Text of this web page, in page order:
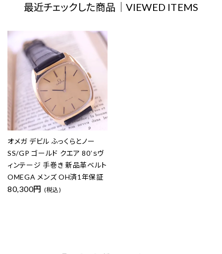
最近チェックした商品｜VIEWED ITEMS
オメガ デビル ふっくらとノー
SS/GP ゴールド クエア 80’ｓヴ
ィンテージ 手巻き 新品革ベルト
OMEGA メンズ OH済1年保証
80,300円 (税込)